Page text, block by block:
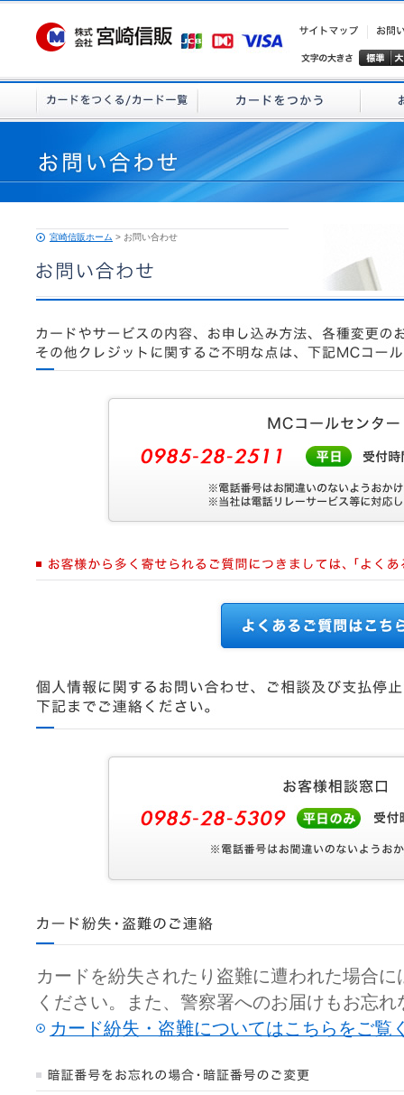
宮崎信販ホーム > お問い合わせ
カードを紛失されたり盗難に遭われた場合
ください。また、警察署へのお届けもお忘れ
カード紛失・盗難についてはこちらをご覧